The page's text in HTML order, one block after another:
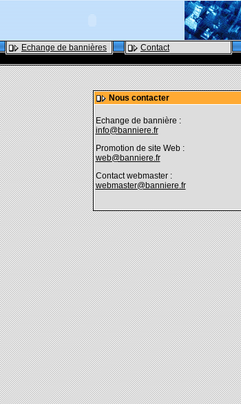
Nous contacter
Echange de bannière :
info@banniere.fr
Promotion de site Web :
web@banniere.fr
Contact webmaster :
webmaster@banniere.fr
Echange de bannières Contact